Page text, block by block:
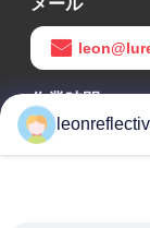
メール
作業時間
9:00-18:00